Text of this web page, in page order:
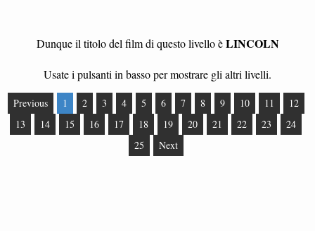
Dunque il titolo del film di questo livello èLINCOLN
Usate i pulsanti in basso per mostrare gli altri livelli.
Previous 1 2 3 4 5 6 7 8 9 10 11
12
13
14 15 16 17 18 19 20 21 22 23
24
25
Next